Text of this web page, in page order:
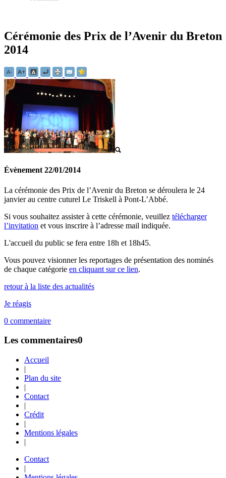
Cérémonie des Prix de l’Avenir du Breton
2014
Évènement 22/01/2014
La cérémonie des Prix de l’Avenir du Breton se déroulera le 24
janvier au centre cuturel Le Triskell à Pont-L’Abbé.
Si vous souhaitez assister à cette cérémonie, veuillez télécharger
l’invitation et vous inscrire à l’adresse mail indiquée.
L'accueil du public se fera entre 18h et 18h45.
Vous pouvez visionner les reportages de présentation des nominés
de chaque catégorie en cliquant sur ce lien.
retour à la liste des actualités
Je réagis
0 commentaire
Les commentaires0
Accueil
|
Plan du site
|
Contact
|
Crédit
|
Mentions légales
|
Contact
|